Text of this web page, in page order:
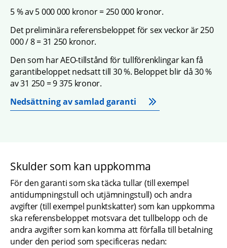
5 % av 5 000 000 kronor = 250 000 kronor.
Det preliminära referensbeloppet för sex veckor är 250
000 / 8 = 31 250 kronor.
Den som har AEO-tillstånd för tullförenklingar kan få
garantibeloppet nedsatt till 30 %. Beloppet blir då 30 %
av 31 250 = 9 375 kronor.
Nedsättning av samlad garanti
Skulder som kan uppkomma
För den garanti som ska täcka tullar (till exempel
antidumpningstull och utjämningstull) och andra
avgifter (till exempel punktskatter) som kan uppkomma
ska referensbeloppet motsvara det tullbelopp och de
andra avgifter som kan komma att förfalla till betalning
under den period som specificeras nedan: